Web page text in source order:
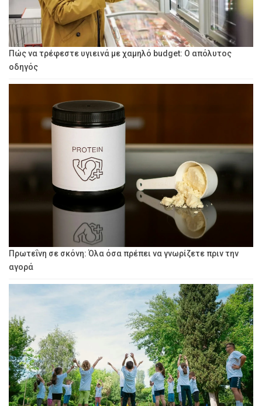
Πώς να τρέφεστε υγιεινά με χαμηλό budget: Ο απόλυτος
οδηγός
Πρωτεΐνη σε σκόνη: Όλα όσα πρέπει να γνωρίζετε πριν την
αγορά